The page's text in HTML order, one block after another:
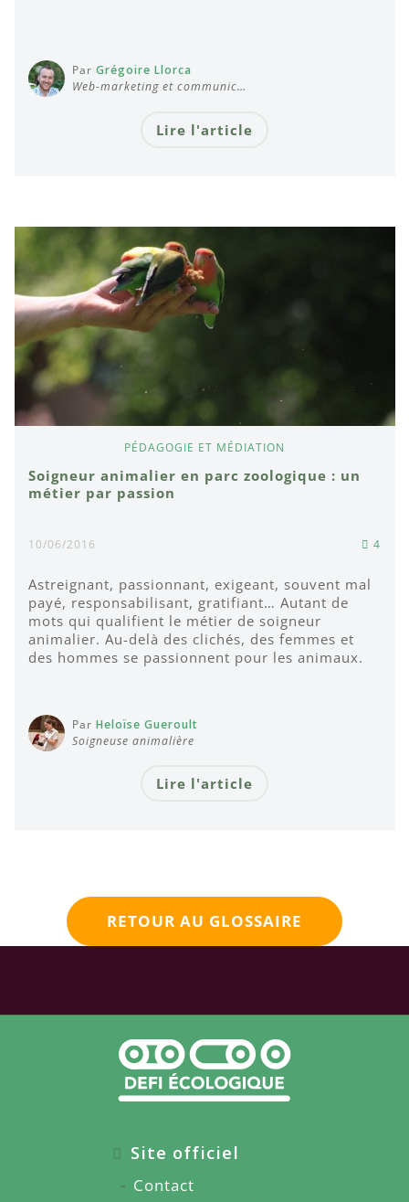
Par Grégoire Llorca
Web-marketing et communic…
Lire l'article
PÉDAGOGIE ET MÉDIATION
Soigneur animalier en parc zoologique : un
métier par passion
10/06/2016 4
Astreignant, passionnant, exigeant, souvent mal
payé, responsabilisant, gratifiant… Autant de
mots qui qualifient le métier de soigneur
animalier. Au-delà des clichés, des femmes et
des hommes se passionnent pour les animaux.
Par Heloïse Gueroult
Soigneuse animalière
Lire l'article
RETOUR AU GLOSSAIRE
Site officiel
Contact